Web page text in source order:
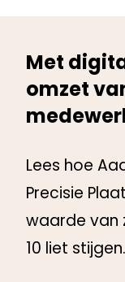
Met
omzet
Lees hoe
Precisie
waarde van
10 liet stijgen.